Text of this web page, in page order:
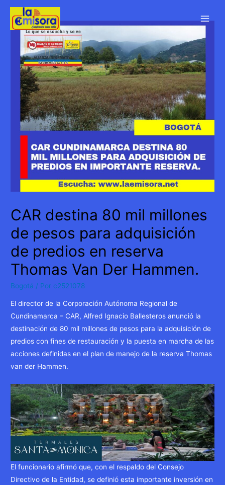
contenido
Main
CAR destina 80 mil millones
de pesos para adquisición
de predios en reserva
Thomas Van Der Hammen.
Bogotá / Por c2521078
El director de la Corporación Autónoma Regional de
Cundinamarca – CAR, Alfred Ignacio Ballesteros anunció la
destinación de 80 mil millones de pesos para la adquisición de
predios con fines de restauración y la puesta en marcha de las
acciones definidas en el plan de manejo de la reserva Thomas
van der Hammen.
El funcionario afirmó que, con el respaldo del Consejo
Directivo de la Entidad, se definió esta importante inversión en